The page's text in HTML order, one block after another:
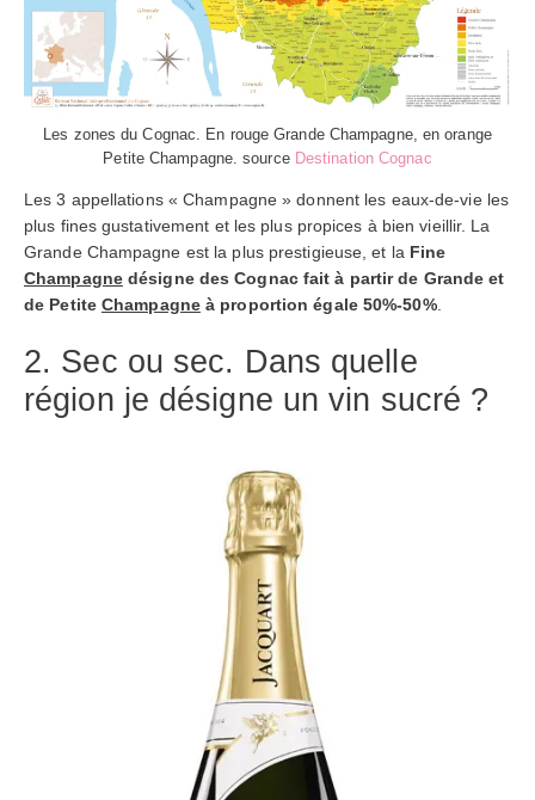
Les zones du Cognac. En rouge Grande Champagne, en orange
Petite Champagne. source Destination Cognac
Les 3 appellations « Champagne » donnent les eaux-de-vie les
plus fines gustativement et les plus propices à bien vieillir. La
Grande Champagne est la plus prestigieuse, et la Fine
Champagnedésigne des Cognac fait à partir de Grande et
de Petite Champagneà proportion égale 50%-50%.
2. Sec ou sec. Dans quelle
région je désigne un vin sucré ?